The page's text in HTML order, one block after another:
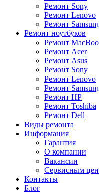
Ремонт Sony
Ремонт Lenovo
Ремонт
Ремонт ноутбуков
Ремонт
Ремонт Acer
Ремонт Asus
Ремонт Sony
Ремонт Lenovo
Ремонт
Ремонт HP
Ремонт Toshiba
Ремонт Dell
Виды ремонта
Информация
Гарантия
О компании
Вакансии
Сервисным
Контакты
Блог